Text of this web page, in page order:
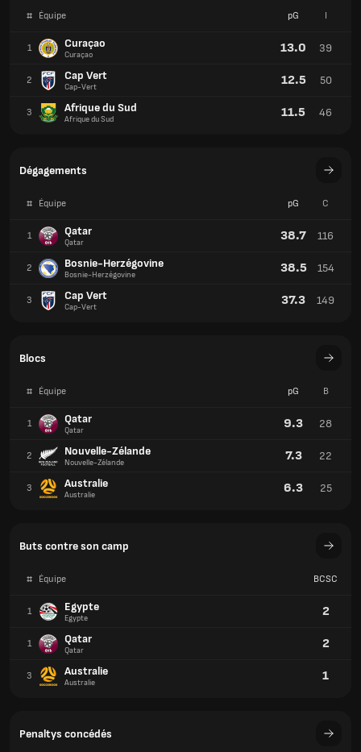
# Équipe pG I
1 Curaçao
Curaçao 13.0 39
2 Cap Vert
Cap-Vert 12.5 50
3 Afrique du Sud
Afrique du Sud 11.5 46
Dégagements
# Équipe pG C
1 Qatar
Qatar 38.7 116
2 Bosnie-Herzégovine
Bosnie-Herzégovine 38.5 154
3 Cap Vert
Cap-Vert 37.3 149
Blocs
# Équipe pG B
1 Qatar
Qatar 9.3 28
2 Nouvelle-Zélande
Nouvelle-Zélande 7.3 22
3 Australie
Australie 6.3 25
Buts contre son camp
# Équipe BCSC
1 Egypte
Egypte 2
1 Qatar
Qatar 2
3 Australie
Australie 1
Penaltys concédés